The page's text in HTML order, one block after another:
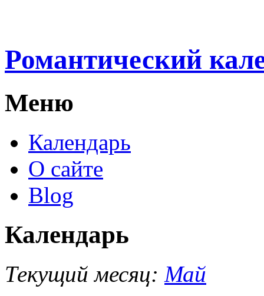
Романтический
Меню
Календарь
О сайте
Blog
Календарь
Текущий месяц: Май